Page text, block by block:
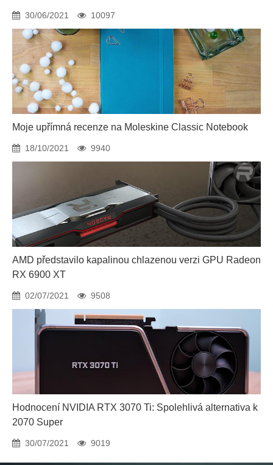
30/06/2021 10097
Moje upřímná recenze na Moleskine Classic Notebook
18/10/2021 9940
AMD představilo kapalinou chlazenou verzi GPU Radeon
RX 6900 XT
02/07/2021 9508
Hodnocení NVIDIA RTX 3070 Ti: Spolehlivá alternativa k
2070 Super
30/07/2021 9019